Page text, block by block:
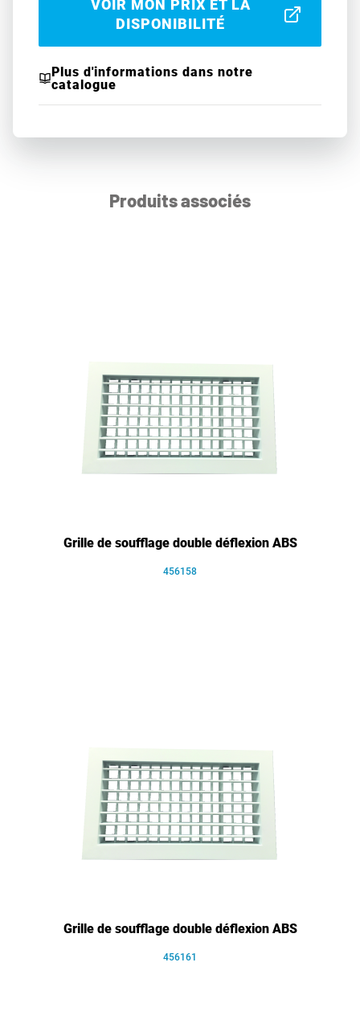
VOIR MON PRIX ET LA
DISPONIBILITÉ
Plus d'informations dans notre
catalogue
Produits associés
Grille de soufflage double déflexion ABS
456158
Grille de soufflage double déflexion ABS
456161